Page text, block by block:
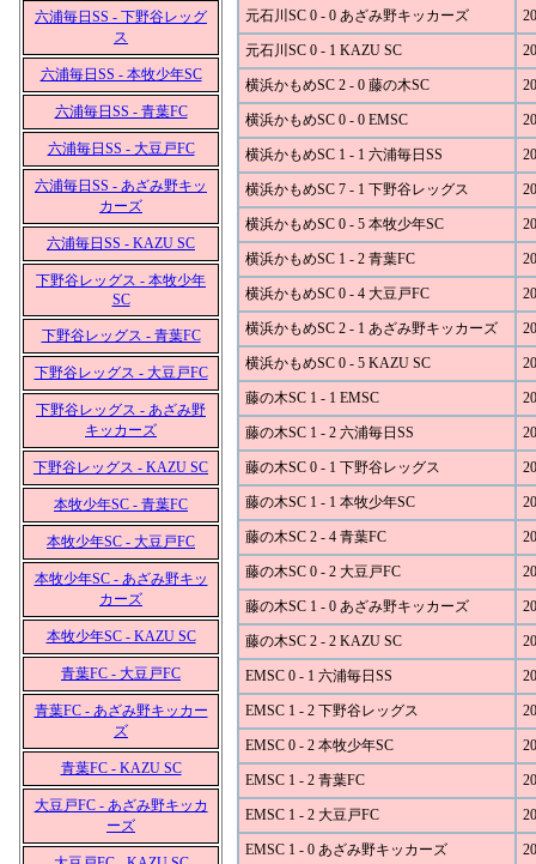
六浦毎日SS - 下野谷レッグ
ス
六浦毎日SS - 本牧少年SC
六浦毎日SS - 青葉FC
六浦毎日SS - 大豆戸FC
六浦毎日SS - あざみ野キッ
カーズ
六浦毎日SS - KAZU SC
下野谷レッグス - 本牧少年
SC
下野谷レッグス - 青葉FC
下野谷レッグス - 大豆戸FC
下野谷レッグス - あざみ野
キッカーズ
下野谷レッグス - KAZU SC
本牧少年SC - 青葉FC
本牧少年SC - 大豆戸FC
本牧少年SC - あざみ野キッ
カーズ
本牧少年SC - KAZU SC
青葉FC - 大豆戸FC
青葉FC - あざみ野キッカー
ズ
青葉FC - KAZU SC
大豆戸FC - あざみ野キッカ
ーズ
元石川SC 0 - 0 あざみ野キッカーズ
元石川SC 0 - 1 KAZU SC
横浜かもめSC 2 - 0 藤の木SC
横浜かもめSC 0 - 0 EMSC
横浜かもめSC 1 - 1 六浦毎日SS
横浜かもめSC 7 - 1 下野谷レッグス
横浜かもめSC 0 - 5 本牧少年SC
横浜かもめSC 1 - 2 青葉FC
横浜かもめSC 0 - 4 大豆戸FC
横浜かもめSC 2 - 1 あざみ野キッカーズ
横浜かもめSC 0 - 5 KAZU SC
藤の木SC 1 - 1 EMSC
藤の木SC 1 - 2 六浦毎日SS
藤の木SC 0 - 1 下野谷レッグス
藤の木SC 1 - 1 本牧少年SC
藤の木SC 2 - 4 青葉FC
藤の木SC 0 - 2 大豆戸FC
藤の木SC 1 - 0 あざみ野キッカーズ
藤の木SC 2 - 2 KAZU SC
EMSC 0 - 1 六浦毎日SS
EMSC 1 - 2 下野谷レッグス
EMSC 0 - 2 本牧少年SC
EMSC 1 - 2 青葉FC
EMSC 1 - 2 大豆戸FC
EMSC 1 - 0 あざみ野キッカーズ